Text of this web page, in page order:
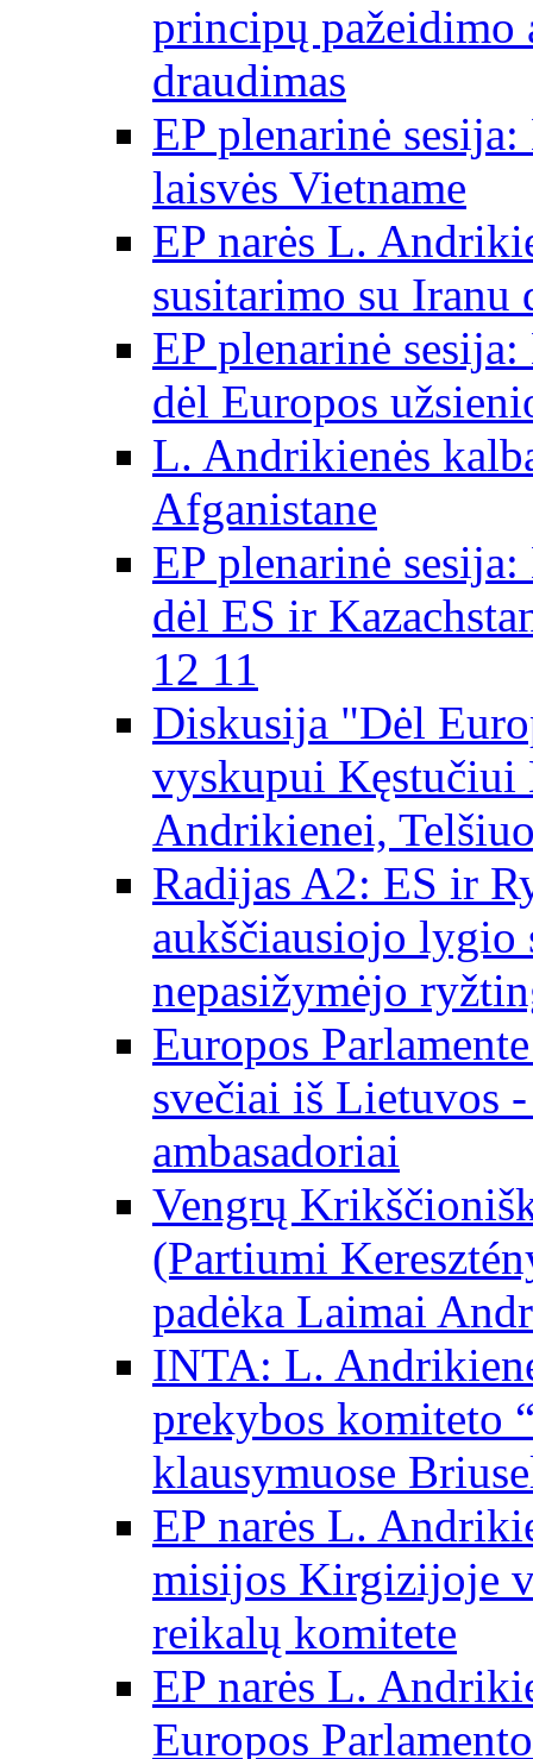
principų pažeidimo
draudimas
EP plenarinė
laisvės Vietname
EP narės L.
susitarimo su Iranu
EP plenarinė
dėl Europos
L. Andrikienės
Afganistane
EP plenarinė
dėl ES ir
12 11
Diskusija "Dėl
vyskupui Kęstučiui
Andrikienei,
Radijas A2: ES ir
aukščiausiojo
nepasižymėjo
Europos
svečiai iš Lietuvos
ambasadoriai
Vengrų
(Partiumi
padėka Laimai
INTA: L.
prekybos komiteto
klausymuose
EP narės L.
misijos Kirgizijoje
reikalų komitete
EP narės L.
Europos